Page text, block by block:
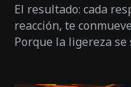
El resultado: cada
reacción, te
Porque la ligereza se